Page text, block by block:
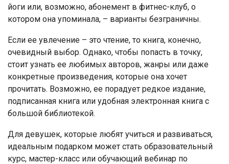
йоги или, возможно, абонемент в фитнес-клуб, о
котором она упоминала, – варианты безграничны.
Если ее увлечение – это чтение, то книга, конечно,
очевидный выбор. Однако, чтобы попасть в точку,
стоит узнать ее любимых авторов, жанры или даже
конкретные произведения, которые она хочет
прочитать. Возможно, ее порадует редкое издание,
подписанная книга или удобная электронная книга с
большой библиотекой.
Для девушек, которые любят учиться и развиваться,
идеальным подарком может стать образовательный
курс, мастер-класс или обучающий вебинар по